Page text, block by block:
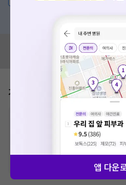
혹시 잘못된 병원정보가 있나요?
모두닥 팀에 알려주세요!
가격표
추가비용 등으로
한 가격은 해당 의료기관에 직접 문의해주세
건강보험심사평가원
격입니다. (진료와 연관된 복합적인 비용
산정될 수 있는 점 참고 바랍니다.)
VAT 포함앱 다운